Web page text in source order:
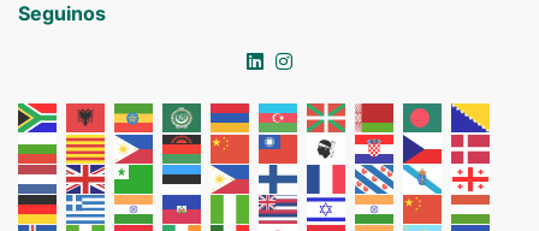
Seguinos